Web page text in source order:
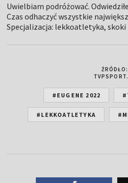
Uwielbiam podróżować.
Czas odhaczyć wszystkie
Specjalizacja: lekkoatletyka, skoki
ŹRÓDŁO:
#EUGENE 2022
#LEKKOATLETYKA